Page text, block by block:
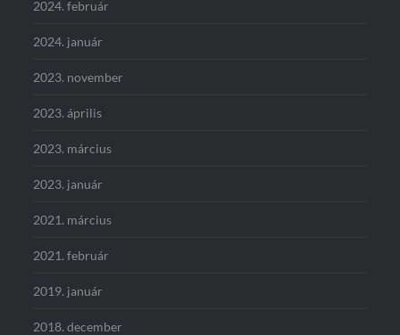
2024. február
2024. január
2023. november
2023. április
2023. március
2023. január
2021. március
2021. február
2019. január
2018. december